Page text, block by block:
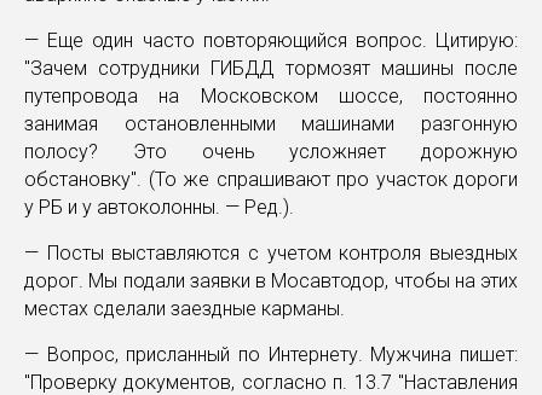
— Еще один часто повторяющийся вопрос. Цитирую:
"Зачем сотрудники ГИБДД тормозят машины после
путепровода на Московском шоссе, постоянно
занимая остановленными машинами разгонную
полосу? Это очень усложняет дорожную
обстановку". (То же спрашивают про участок дороги
у РБ и у автоколонны. — Ред.).
— Посты выставляются с учетом контроля выездных
дорог. Мы подали заявки в Мосавтодор, чтобы на этих
местах сделали заездные карманы.
— Вопрос, присланный по Интернету. Мужчина пишет:
"Проверку документов, согласно п. 13.7 "Наставления